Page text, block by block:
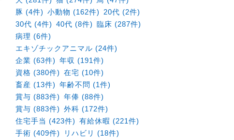
豚 (4件) 小動物 (162件)
20代 (2件)
30代 (4件) 40代 (8件) 臨床 (287件)
病理 (6件)
エキゾチックアニマル (24件)
企業 (63件) 年収 (191件)
資格 (380件) 在宅 (10件)
畜産 (13件) 年齢不問 (1件)
賞与 (883件) 年俸 (88件)
賞与 (883件) 外科 (172件)
住宅手当 (423件) 有給休暇 (221件)
手術 (409件)
リハビリ (18件)